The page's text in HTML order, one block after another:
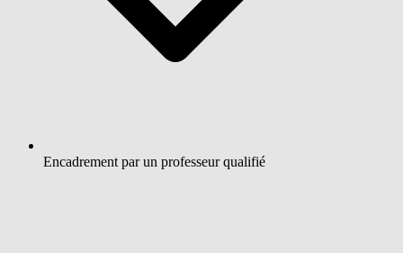
Encadrement par un professeur qualifié